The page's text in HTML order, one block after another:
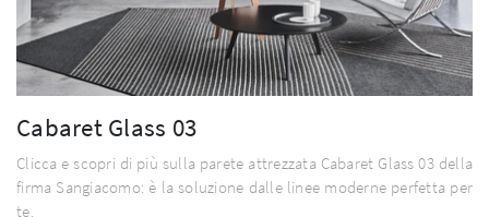
Cabaret Glass 03
Clicca e scopri di più sulla parete attrezzata Cabaret Glass 03 della
firma Sangiacomo: è la soluzione dalle linee moderne perfetta per
te.